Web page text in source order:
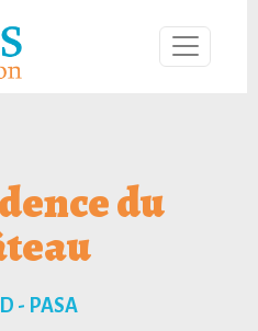
du
- PASA